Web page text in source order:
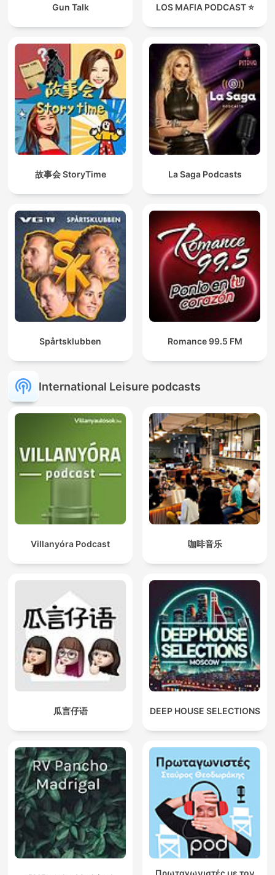
Gun Talk LOS MAFIA PODCAST ⭐️
故事会 StoryTime La Saga Podcasts
Spårtsklubben Romance 99.5 FM
International Leisure podcasts
Villanyóra Podcast 咖啡音乐
瓜言仔语 DEEP HOUSE SELECTIONS
Πρωταγωνιστές με τον